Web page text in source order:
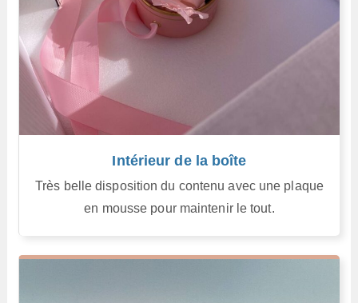
Intérieur de la boîte
Très belle disposition du contenu avec une plaque
en mousse pour maintenir le tout.